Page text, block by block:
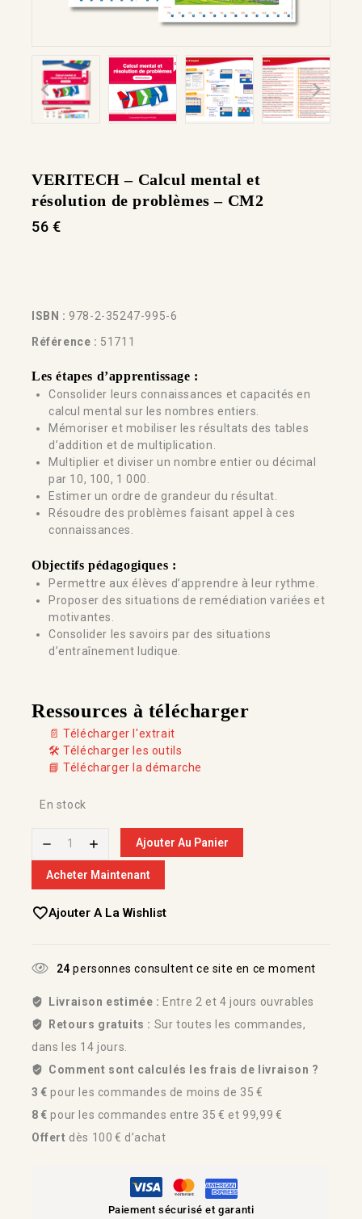
VERITECH – Calcul mental et
résolution de problèmes – CM2
56 €
ISBN : 978-2-35247-995-6
Référence : 51711
Les étapes d’apprentissage :
Consolider leurs connaissances et capacités en
calcul mental sur les nombres entiers.
Mémoriser et mobiliser les résultats des tables
d’addition et de multiplication.
Multiplier et diviser un nombre entier ou décimal
par 10, 100, 1 000.
Estimer un ordre de grandeur du résultat.
Résoudre des problèmes faisant appel à ces
connaissances.
Objectifs pédagogiques :
Permettre aux élèves d’apprendre à leur rythme.
Proposer des situations de remédiation variées et
motivantes.
Consolider les savoirs par des situations
d’entraînement ludique.
Ressources à télécharger
📄 Télécharger l'extrait
🛠️ Télécharger les outils
📘 Télécharger la démarche
En stock
Ajouter Au Panier
Acheter Maintenant
Ajouter A La Wishlist
24 personnes consultent ce site en ce moment
Livraison estimée : Entre 2 et 4 jours ouvrables
Retours gratuits : Sur toutes les commandes,
dans les 14 jours.
Comment sont calculés les frais de livraison ?
3 € pour les commandes de moins de 35 €
8 € pour les commandes entre 35 € et 99,99 €
Offert dès 100 € d’achat
Paiement sécurisé et garanti